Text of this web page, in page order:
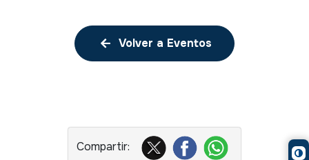
Volver a Eventos